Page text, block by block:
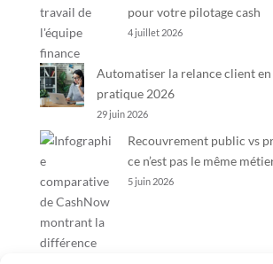
pour votre pilotage cash
4 juillet 2026
Automatiser la relance client en
pratique 2026
29 juin 2026
Recouvrement public vs
ce n’est pas le même
5 juin 2026